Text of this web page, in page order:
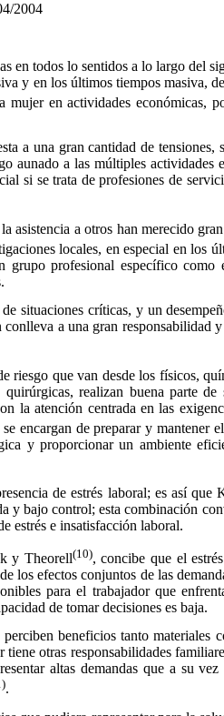
2004
todos lo sentidos a lo largo del
y en los últimos tiempos masiva,
mujer en actividades económicas,
a una gran cantidad de tensiones,
aunado a las múltiples actividades
si se trata de profesiones de
asistencia a otros han merecido
locales, en especial en los
grupo profesional específico como
situaciones críticas, y un
a una gran responsabilidad
riesgo que van desde los físicos,
realizan buena parte
la atención centrada en las
encargan de preparar y mantener
y proporcionar un ambiente
de estrés laboral; es así que
y bajo control; esta combinación
estrés e insatisfacción laboral.
y Theorell(10), concibe que el
los efectos conjuntos de las
para el trabajador que
de tomar decisiones es baja.
beneficios tanto materiales
otras responsabilidades
altas demandas que a su
.